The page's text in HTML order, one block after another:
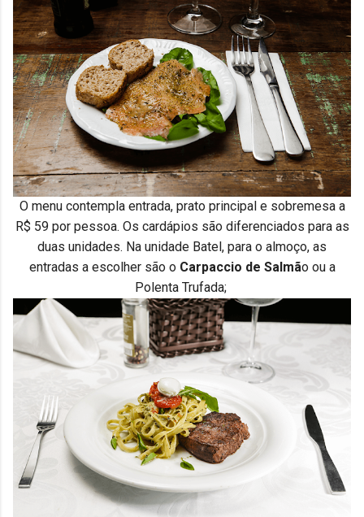
O menu contempla entrada, prato principal e sobremesa a
R$ 59 por pessoa. Os cardápios são diferenciados para as
duas unidades. Na unidade Batel, para o almoço, as
entradas a escolher são o Carpaccio de Salmão ou a
Polenta Trufada;